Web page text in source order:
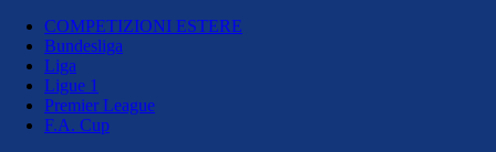
COMPETIZIONI ESTERE
Bundesliga
Liga
Ligue 1
Premier League
F.A. Cup